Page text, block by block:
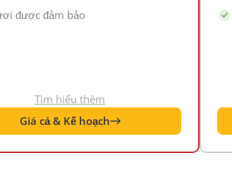
được đảm bảo
Tìm hiểu thêm
Giá cả & Kế hoạch